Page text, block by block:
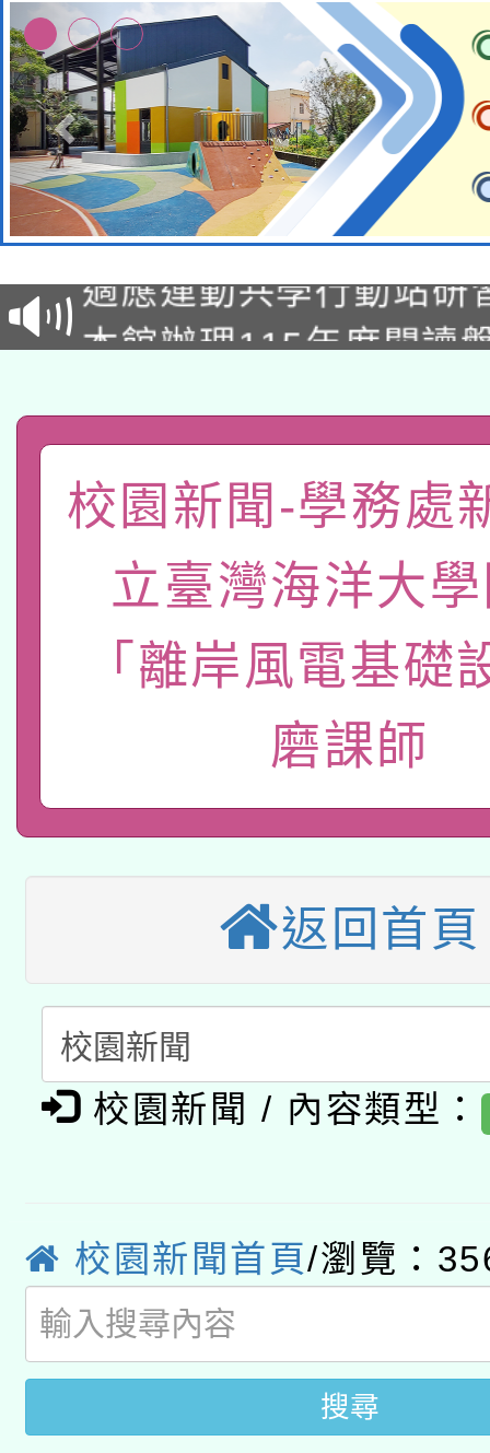
本校115學年度第2次
招甄選結果公告(無人
招)
本館辦理115年度閱讀
礎課程
A3數位素養講師名單
「數位內容與教學軟體
pilot」
薪期間赴陸應申請許可
轉知經濟部水利署委託
業技術研究院辦理「
用水績優單位及節水達
115年8月22日(星期六
桃園市孔廟祈福系列
開 智慧啟航」
2026年桃園地景藝術
本校115學年度第2次
招)
適應運動共學行動站研
本館辦理115年度閱讀
暨閱讀推動專業研習
科技賦能─人工智慧
礎課程
A3數位素養講師名單
「數位內容與教學軟體
pilot」
有關大陸委員會函釋公
轉知經濟部水利署委託
用水績優單位及節水達
動」
桃園市孔廟祈福系列
開 智慧啟航」
2026年桃園地景藝術
校園新聞-學務處
立臺灣海洋大
「離岸風電基礎
磨課師
返回首頁
校園新聞 / 內容類型：
校園新聞首頁/瀏覽：
搜尋